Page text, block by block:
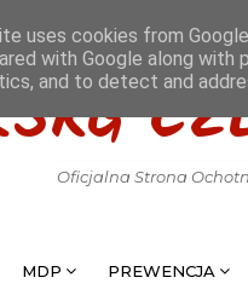
Oficjalna Strona
MDP PREWENCJA
uses cookies from
with Google along
and to detect and